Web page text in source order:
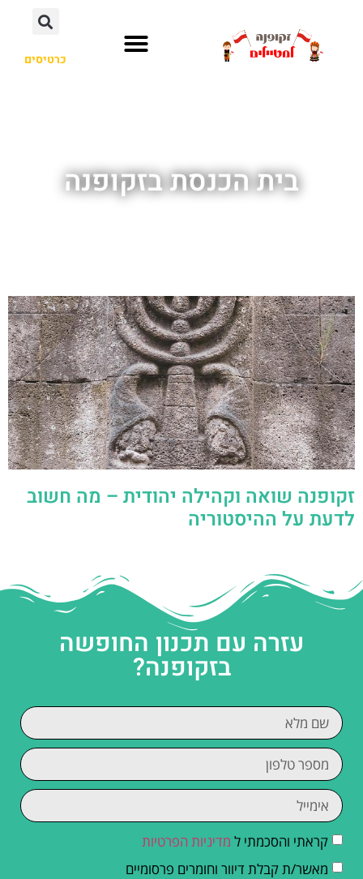
כרטיסים
בית הכנסת בזקופנה
זקופנה שואה וקהילה יהודית – מה חשוב
לדעת על ההיסטוריה
עזרה עם תכנון החופשה
בזקופנה?
קראתי והסכמתי ל מדיניות הפרטיות
מאשר/ת קבלת דיוור וחומרים פרסומיים